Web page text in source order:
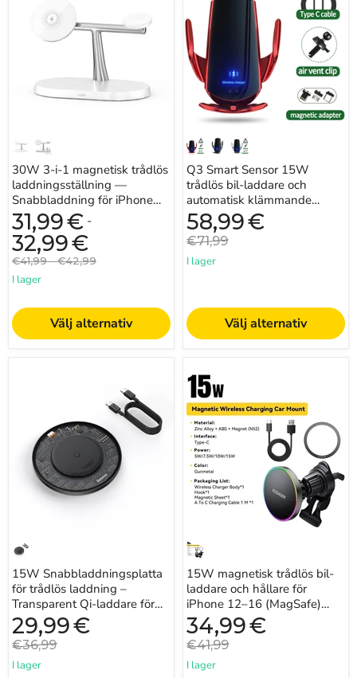
magnetisk
laddningsställning
iPhone
Watch
(serierna
2–
8
&
SE)
och
AirPods
30W 3-i-1 magnetisk trådlös
laddningsställning —
Snabbladdning för iPhone
12–17, Apple Watch
(serierna 2–8 & SE) och ...
31,99€ -
32,99€
Originalpris
€41,99 -Originalpris
€42,99
I lager
Välj alternativ
trådlös
bil-
laddare
och
automatisk
klämmande
telefonhållare
Q3 Smart Sensor 15W
trådlös bil-laddare och
automatisk klämmande
telefonhållare — Qi-
kompatibel
Nuvarande
pris
58,99€
Originalpris
€71,99
I lager
Välj alternativ
Transparent
laddare
iPhone
15W Snabbladdningsplatta
för trådlös laddning –
Transparent Qi-laddare för
iPhone och Android
Nuvarande
pris
29,99€
Originalpris
€36,99
I lager
15W
magnetisk
trådlös
bil-
laddare
och
hållare
för
iPhone
12–
16
15W magnetisk trådlös bil-
laddare och hållare för
iPhone 12–16 (MagSafe)
med RGB
Nuvarande
pris
34,99€
Originalpris
€41,99
I lager